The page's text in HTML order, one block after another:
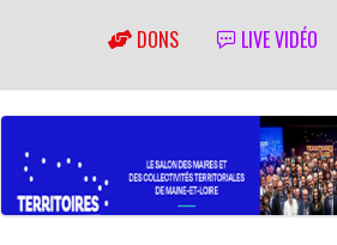
DONS LIVE VIDÉO